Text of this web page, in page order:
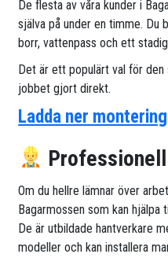
De flesta av våra kunder i
själva på under en timme. Du
borr, vattenpass och ett
Det är ett populärt val för
jobbet gjort direkt.
Ladda ner
Om du hellre lämnar över
Bagarmossen som kan hjälpa
De är utbildade hantverkare
modeller och kan installera